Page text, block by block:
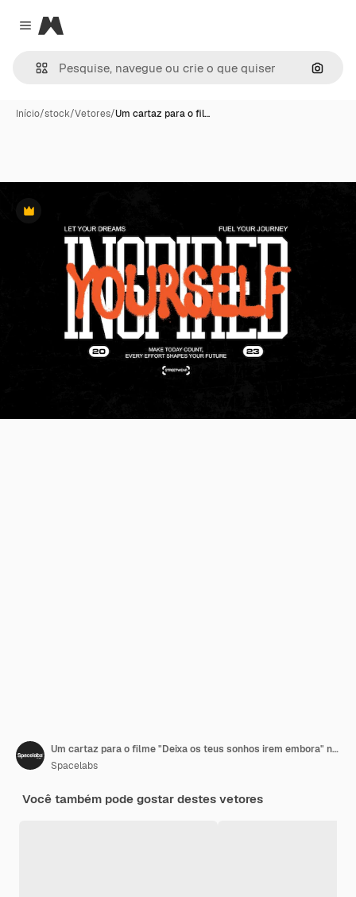
Close menu
Magnific
Início/stock/Vetores/Um cartaz para o fil…
Premium
Um cartaz para o filme "Deixa os teus sonhos irem embora" no fundo.
Spacelabs
Você também pode gostar destes vetores